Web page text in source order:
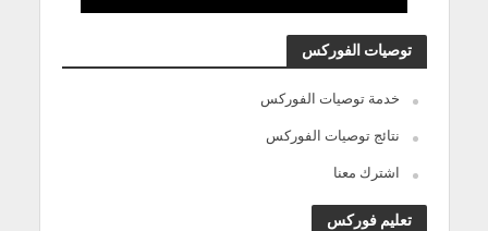
توصيات الفوركس
خدمة توصيات الفوركس
نتائج توصيات الفوركس
اشترك معنا
تعليم فوركس